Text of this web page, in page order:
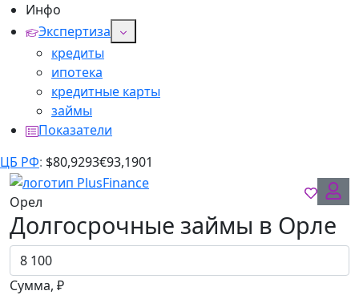
Инфо
Экспертиза
кредиты
ипотека
кредитные карты
займы
Показатели
ЦБ РФ: $80,9293€93,1901
Орел
Долгосрочные займы в Орле
Сумма, ₽